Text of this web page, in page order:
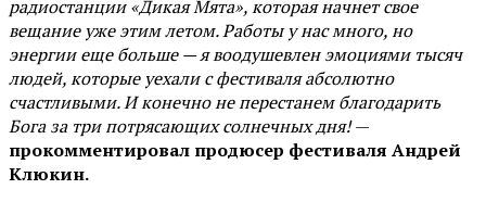
радиостанции «Дикая Мята», которая начнет свое
вещание уже этим летом. Работы у нас много, но
энергии еще больше — я воодушевлен эмоциями тысяч
людей, которые уехали с фестиваля абсолютно
счастливыми. И конечно не перестанем благодарить
Бога за три потрясающих солнечных дня!—
прокомментировал продюсер фестиваля Андрей
Клюкин.